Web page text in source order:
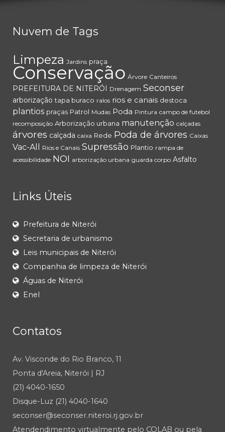
Nuvem de Tags
Limpeza Jardins praça
Conservação Árvore Canteiros
PREFEITURA DE NITERÓI Drenagem Seconser
arborização tapa buraco ralos rios e canais destoca
plantios praças Patrol Mudas Poda Pintura campo de futebol
recomposição Arborização urbana manutenção calçadas
árvores calçada caixa Rede Poda de árvores Caixas
Vac-All Rios e Canais Supressão Plantio rampa de
acessibilidade NOI arborização urbana guarda corpo Asfalto
Links Úteis
Prefeitura de Niterói
Secretaria de urbanismo
Leis municipais de Niterói
Companhia de limpeza de Niterói
Águas de Niterói
Enel
Contatos
Av. Visconde do Rio Branco, 11
Ponta d'Areia, Niterói | RJ
(21) 4040-1650
Disque-Luz (21) 4040-1640
seconser@seconser.niteroi.rj.gov.br
Atendendimento virtualmente pelo COLAB ou pela